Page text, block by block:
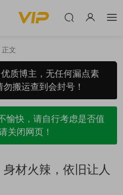
正文
质博主，无任何漏点素
搬运查到会封号！
愉快，请自行考虑是否值
关闭网页！
材火辣，依旧让人